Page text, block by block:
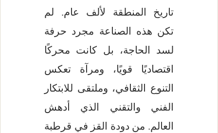
تاريخ المنطقة لألف عام. لم
تكن هذه الصناعة مجرد حرفة
لسد الحاجة، بل كانت محركًا
اقتصاديًا قويًا، ومرآة تعكس
التنوع الثقافي، وملتقى للابتكار
الفني والتقني الذي أدهش
العالم. من دودة القز في قرطبة